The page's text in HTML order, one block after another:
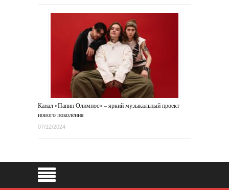
Канал «Папин Олимпос» – яркий музыкальный проект
нового поколения
07/12/2024